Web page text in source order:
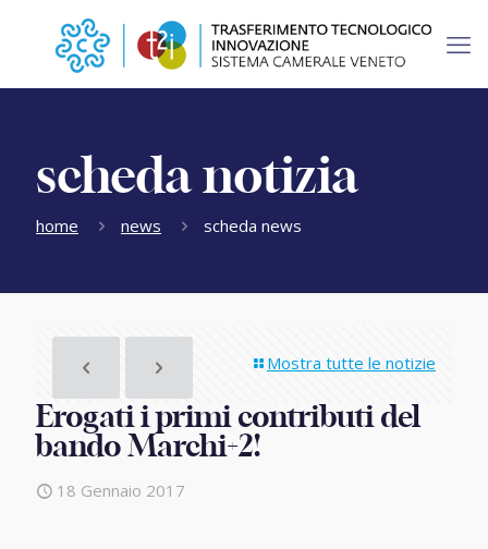
scheda notizia
home news scheda news
Mostra tutte le notizie
Erogati i primi contributi del
bando Marchi+2!
18 Gennaio 2017